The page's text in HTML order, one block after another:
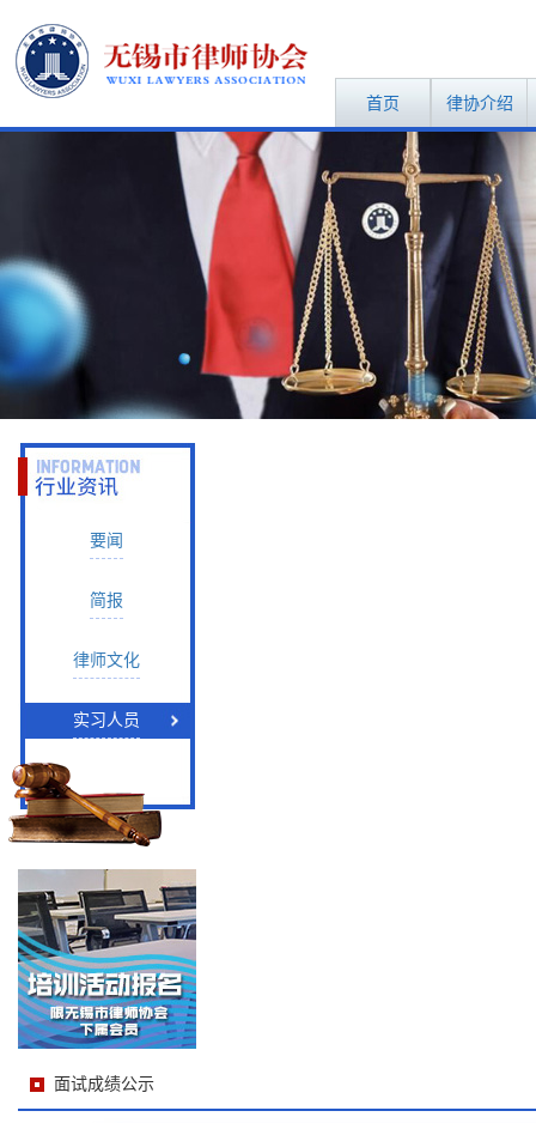
首页 律协介绍
要闻
简报
律师文化
实习人员
面试成绩公示